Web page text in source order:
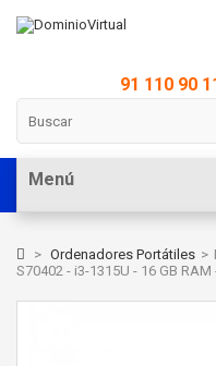
91 110 90
Menú
> Ordenadores Portátiles >
S70402 - i3-1315U - 16 GB